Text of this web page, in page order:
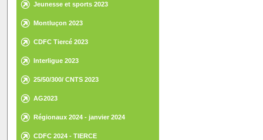
Jeunesse et sports 2023
Montluçon 2023
CDFC Tiercé 2023
Interligue 2023
25/50/300/ CNTS 2023
AG2023
Régionaux 2024 - janvier 2024
CDFC 2024 - TIERCE